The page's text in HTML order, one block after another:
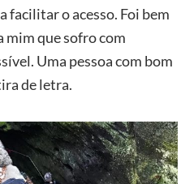
facilitar o acesso. Foi bem
mim que sofro com
Uma pessoa com bom
de letra.